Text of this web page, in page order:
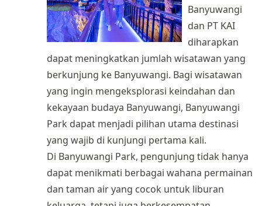
Banyuwangi
dan PT KAI
diharapkan
dapat meningkatkan jumlah wisatawan yang
berkunjung ke Banyuwangi. Bagi wisatawan
yang ingin mengeksplorasi keindahan dan
kekayaan budaya Banyuwangi, Banyuwangi
Park dapat menjadi pilihan utama destinasi
yang wajib di kunjungi pertama kali.
Di Banyuwangi Park, pengunjung tidak hanya
dapat menikmati berbagai wahana permainan
dan taman air yang cocok untuk liburan